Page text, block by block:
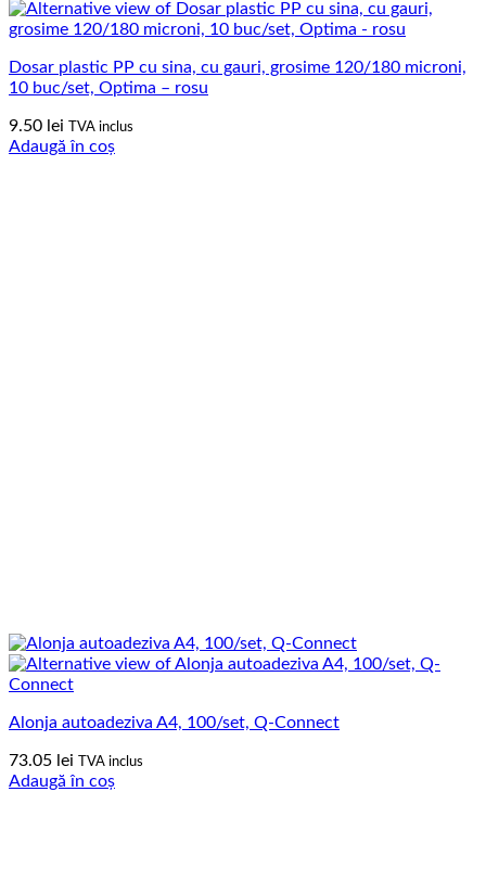
Dosar plastic PP cu sina, cu gauri, grosime 120/180 microni,
10 buc/set, Optima – rosu
9.50 lei TVA inclus
Adaugă în coș
Alonja autoadeziva A4, 100/set, Q-Connect
73.05 lei TVA inclus
Adaugă în coș